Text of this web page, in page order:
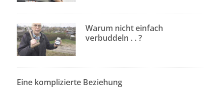
Warum nicht einfach
verbuddeln . . ?
Eine komplizierte Beziehung